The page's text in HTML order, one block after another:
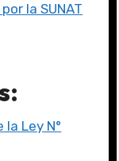
la SUNAT
Ley N°